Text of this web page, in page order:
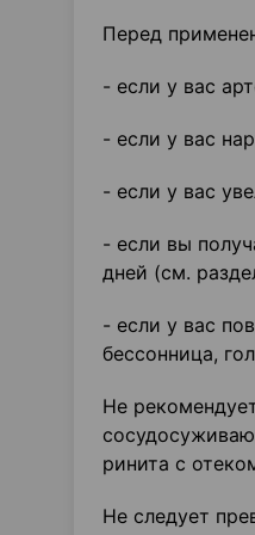
Перед
- если у вас
- если у вас
- если у вас
- если вы
дней (см.
- если у вас
бессонница,
Не
ринита с
Не следует